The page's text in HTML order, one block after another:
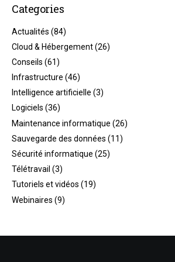
Categories
Actualités (84)
Cloud & Hébergement(26)
Conseils (61)
Infrastructure (46)
Intelligence artificielle (3)
Logiciels (36)
Maintenance informatique (26)
Sauvegarde des données (11)
Sécurité informatique (25)
Télétravail (3)
Tutoriels et vidéos (19)
Webinaires (9)